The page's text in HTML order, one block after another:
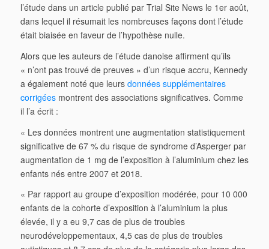
l’étude dans un article publié par Trial Site News le 1er août,
dans lequel il résumait les nombreuses façons dont l’étude
était biaisée en faveur de l’hypothèse nulle.
Alors que les auteurs de l’étude danoise affirment qu’ils
« n’ont pas trouvé de preuves » d’un risque accru, Kennedy
a également noté que leurs données supplémentaires
corrigéesmontrent des associations significatives. Comme
il l’a écrit :
« Les données montrent une augmentation statistiquement
significative de 67 % du risque de syndrome d’Asperger par
augmentation de 1 mg de l’exposition à l’aluminium chez les
enfants nés entre 2007 et 2018.
« Par rapport au groupe d’exposition modérée, pour 10 000
enfants de la cohorte d’exposition à l’aluminium la plus
élevée, il y a eu 9,7 cas de plus de troubles
neurodéveloppementaux, 4,5 cas de plus de troubles